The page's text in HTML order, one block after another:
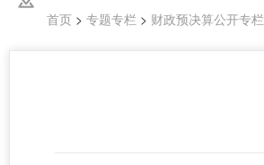
首页 > 专题专栏 > 财政预决算公开专栏